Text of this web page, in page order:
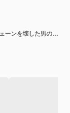
自由の概念、夕日の空と山でジャンプしてチェーンを壊した男のシルエット。